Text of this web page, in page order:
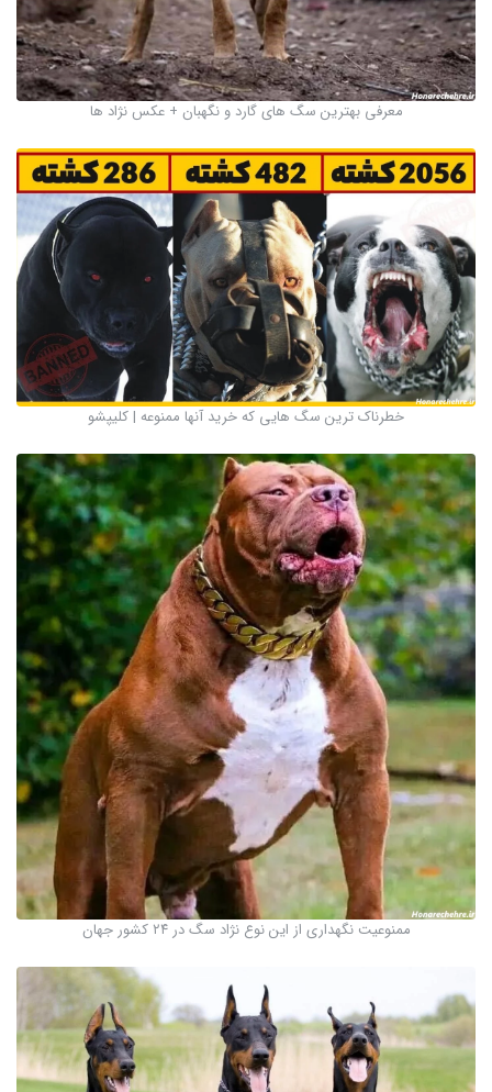
معرفی بهترین سگ های گارد و نگهبان + عکس نژاد ها
خطرناک ترین سگ هایی که خرید آنها ممنوعه | کلیپشو
ممنوعیت نگهداری از این نوع نژاد سگ در ۲۴ کشور جهان